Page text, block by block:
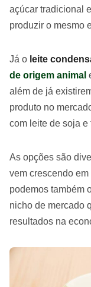
açúcar tradicional
produzir o mesmo
Já o leite
de origem animal
além de já
produto no
com leite de soja e
As opções são
vem crescendo
podemos também
nicho de mercado
resultados na